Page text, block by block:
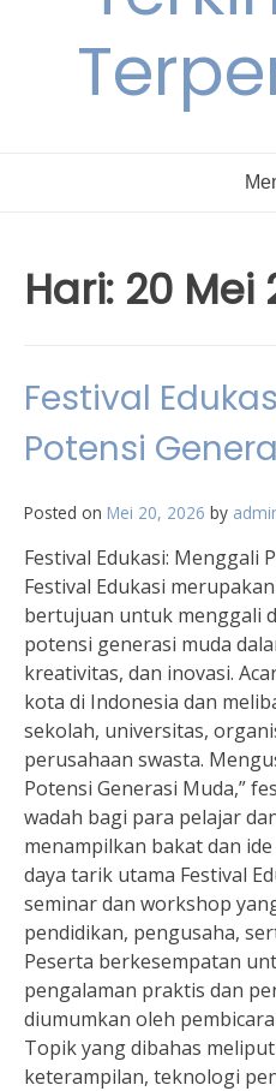
Hari: 20 Mei
Festival
Potensi
Posted on Mei 20, 2026 by
Festival Edukasi: Menggali
Festival Edukasi
bertujuan untuk menggali
potensi generasi muda
kreativitas, dan inovasi.
kota di Indonesia dan
sekolah, universitas,
perusahaan swasta.
Potensi Generasi Muda,”
wadah bagi para pelajar
menampilkan bakat dan
daya tarik utama Festival
seminar dan workshop
pendidikan, pengusaha,
Peserta berkesempatan
pengalaman praktis dan
diumumkan oleh
Topik yang dibahas
keterampilan, teknologi